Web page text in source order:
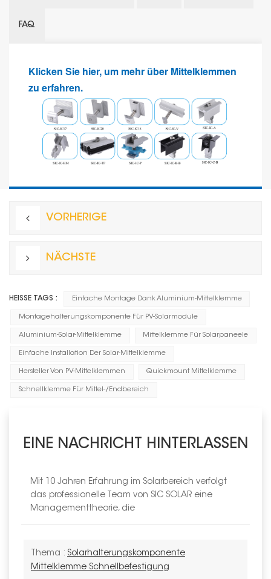
FAQ
Klicken Sie hier, um mehr über Mittelklemmen
zu erfahren.
VORHERIGE
NÄCHSTE
HEISSE TAGS : Einfache Montage Dank Aluminium-Mittelklemme
Montagehalterungskomponente Für PV-Solarmodule
Aluminium-Solar-Mittelklemme Mittelklemme Für Solarpaneele
Einfache Installation Der Solar-Mittelklemme
Hersteller Von PV-Mittelklemmen Quickmount Mittelklemme
Schnellklemme Für Mittel-/Endbereich
EINE NACHRICHT HINTERLASSEN
Mit 10 Jahren Erfahrung im Solarbereich verfolgt
das professionelle Team von SIC SOLAR eine
Managementtheorie, die
Thema : Solarhalterungskomponente
Mittelklemme Schnellbefestigung